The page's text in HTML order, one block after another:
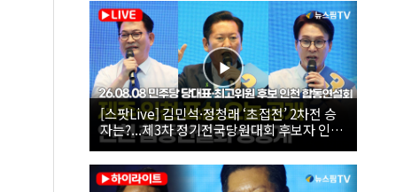
[스팟Live] 김민석·정청래 ‘초접전’ 2차전 승
자는?...제3차 정기전국당원대회 후보자 인천
합동연설회 생중계 | 26.08.08